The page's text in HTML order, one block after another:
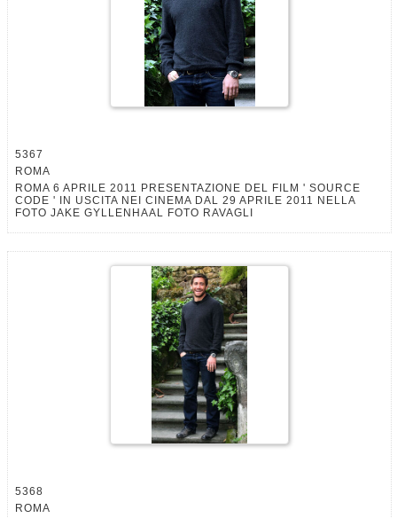
5367
ROMA
ROMA 6 APRILE 2011 PRESENTAZIONE DEL FILM ' SOURCE
CODE ' IN USCITA NEI CINEMA DAL 29 APRILE 2011 NELLA
FOTO JAKE GYLLENHAAL FOTO RAVAGLI
5368
ROMA